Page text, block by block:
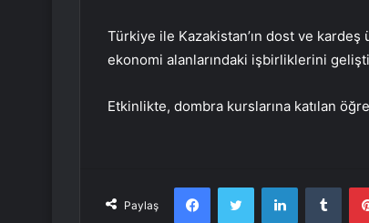
Türkiye ile Kazakistan’ın dost ve
ekonomi alanlarındaki işbirliklerini
Etkinlikte, dombra kurslarına katılan
Paylaş
FacebookTwitter LinkedIn